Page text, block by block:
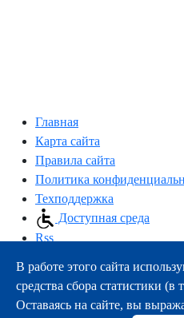
Главная
Карта сайта
Правила сайта
Политика
Техподдержка
Доступная среда
Rss
163000, г.Архангельск, пр-т
тел.:+7 (8182) 21-11-63
e-mail:info@nsmu.ru
В работе этого сайта
средства сбора статистики
Оставаясь на сайте, вы